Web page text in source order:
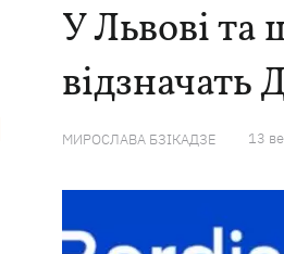
У Львові та
відзначать
МИРОСЛАВА БЗІКАДЗЕ 13